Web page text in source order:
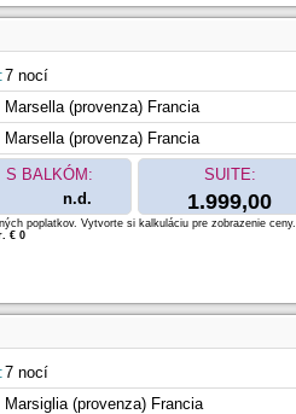
7 nocí
Marsella (provenza) Francia
Marsella (provenza) Francia
S BALKÓM:
n.d.
SUITE:
1.999,00
poplatkov. Vytvorte si kalkuláciu pre zobrazenie ceny.
€ 0
7 nocí
Marsiglia (provenza) Francia